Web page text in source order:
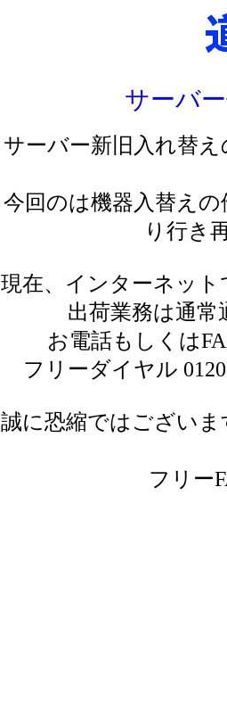
サーバ
サーバー新旧入れ替
今回のは機器入替え
り行き
現在、インターネッ
出荷業務は通
お電話もしくは
フリーダイヤル
誠に恐縮ではござい
フリー